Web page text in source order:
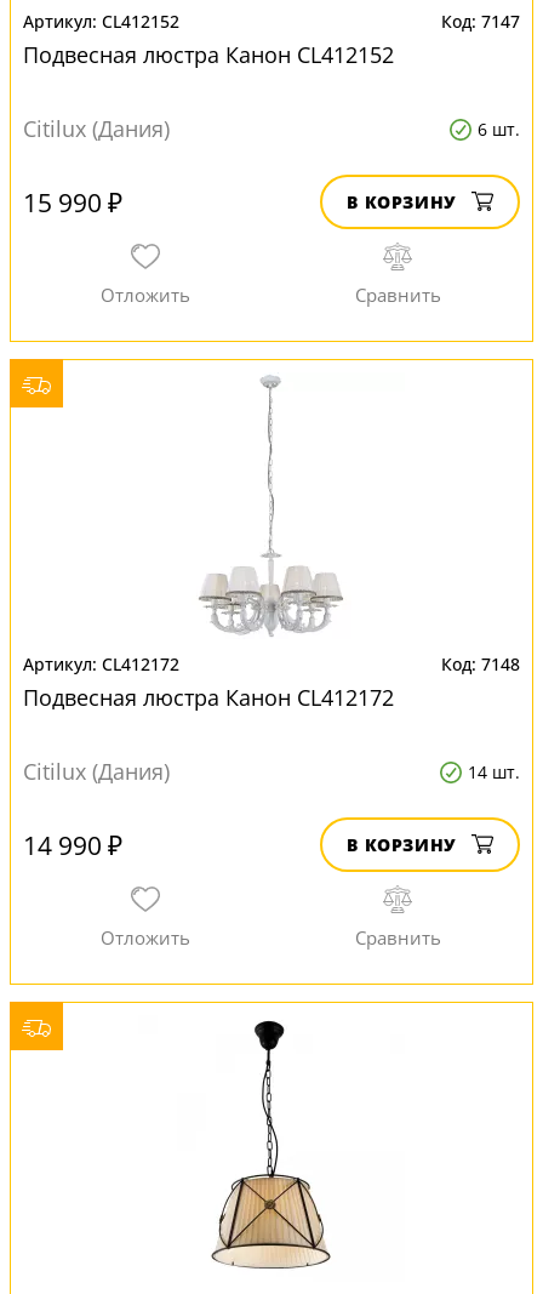
CL412152 7147
Подвесная люстра Канон CL412152
Citilux (Дания) 6 шт.
15 990 ₽ В КОРЗИНУ
CL412172 7148
Подвесная люстра Канон CL412172
Citilux (Дания) 14 шт.
14 990 ₽ В КОРЗИНУ